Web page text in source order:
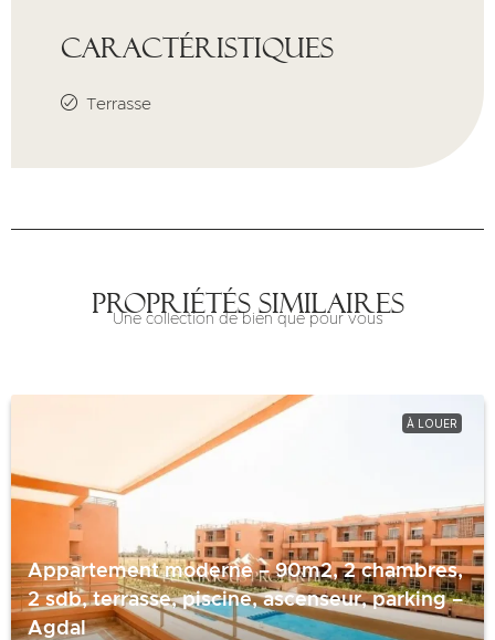
Caractéristiques
Terrasse
Propriétés similaires
Une collection de bien que pour vous
À LOUER
Appartement moderne – 90m2, 2 chambres,
2 sdb, terrasse, piscine, ascenseur, parking –
Agdal